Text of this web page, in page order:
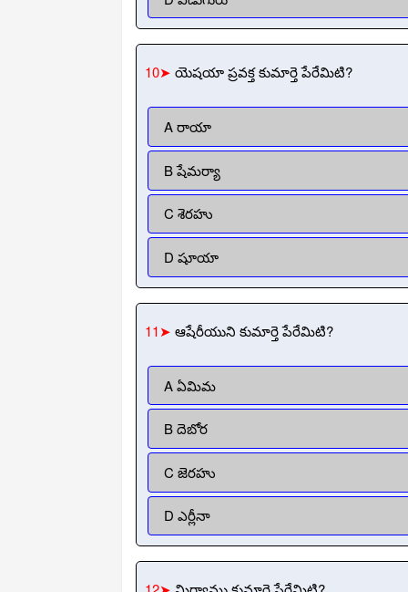
10➤ యెషయా ప్రవక్త కుమార్తె పేరేమిటి?
A రాయా
B షేమర్యా
C శెరహు
D షూయా
11➤ ఆషేరీయుని కుమార్తె పేరేమిటి?
A ఏమిమ
B దెబోర
C జెరహు
D ఎర్లీనా